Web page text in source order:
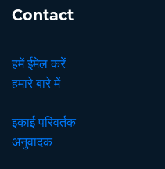
Contact
हमें ईमेल करें
हमारे बारे में
इकाई परिवर्तक
अनुवादक